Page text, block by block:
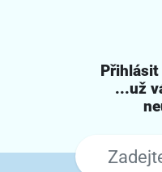
...už